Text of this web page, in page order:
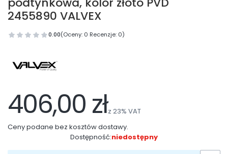
2455890 VALVEX
0.00(Oceny: 0 Recenzje: 0)
406,00 złz 23% VAT
Ceny podane bez kosztów dostawy.
Dostępność:niedostępny